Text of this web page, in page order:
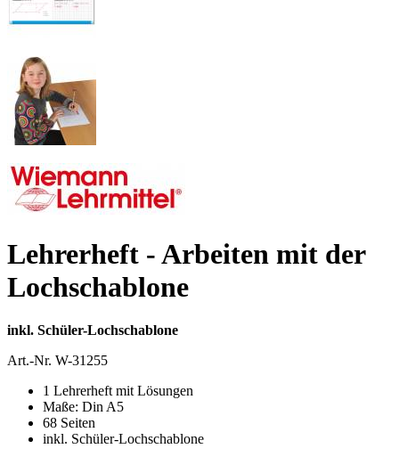
Lehrerheft - Arbeiten mit der
Lochschablone
inkl. Schüler-Lochschablone
Art.-Nr. W-31255
1 Lehrerheft mit Lösungen
Maße: Din A5
68 Seiten
inkl. Schüler-Lochschablone